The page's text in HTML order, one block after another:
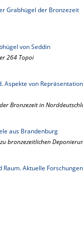
Grabhügel der Bronzezeit
von Seddin
264 Topoi
Aspekte von
Bronzezeit in
aus Brandenburg
bronzezeitlichen
Raum. Aktuelle